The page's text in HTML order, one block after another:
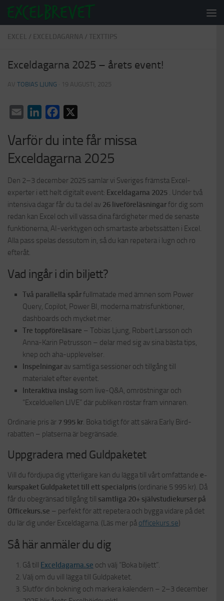
Under innehåll
EXCEL / EXCELDAGARNA / TEXTTIPS
Exceldagarna 2025 – årets event!
AV TOBIAS LJUNG · 19 AUGUSTI, 2025
Email LinkedInFacebook
Varför du inte får missa
Exceldagarna 2025
Den 2–3 december 2025 samlar vi Sveriges främsta Excel-
experter i ett helt digitalt event: Exceldagarna 2025 . Under två
intensiva dagar får du ta del av 26 liveföreläsningarför dig som
redan kan Excel och vill vässa dina färdigheter med de senaste
funktionerna, AI-verktygen och smartaste arbetssätten i Excel.
Alla pass spelas dessutom in, så du kan repetera i lugn och ro
efteråt.
Vad ingår i din biljett?
Två parallella spårfullmatade med ämnen som Power
Query, Copilot, Power BI, moderna matrisfunktioner,
dashboards och mycket mer.
Tre toppföreläsare – Tobias Ljung, Robert Larsson och
Anna-Karin Petrusson – delar med sig av sina bästa tips,
knep och aha-upplevelser.
Inspelningar av samtliga sessioner och tillgång till
materialet efter eventet.
Interaktiva inslag som live-Q&A, omröstningar och
“Excelduellen LIVE” där publiken röstar fram vinnaren.
Ordinarie pris är 7 995 kr. Boka tidigt för att säkra Early Bird-
rabatten – platserna är begränsade.
Uppgradera med Guldpaketet
Vill du fördjupa dig ytterligare kan du lägga till vårt omfattande e-
kurspaket Guldpaketet till ett specialpris (ordinarie 5 995 kr). Då
får du obegränsad tillgång till samtliga 20+ självstudiekurser på
Officekurs.se – perfekt för att repetera och bygga vidare på det
du lär dig under Exceldagarna. (Läs mer på officekurs.se)
Så här anmäler du dig
Gå till Exceldagarna.se och välj “Boka biljett”.
Välj om du vill lägga till Guldpaketet.
Slutför din bokning och markera kalendern – ­2–3 december